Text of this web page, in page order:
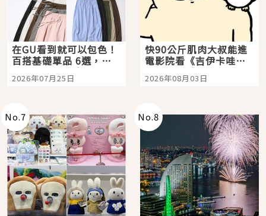
在GU看到就可以包色！
百搭基礎單品 6選，閉
眼全收也不心疼
2026年07月25日
快90公斤肌肉大叔能進
電影院看《吉伊卡哇》
嗎？日本重金屬樂團
「打首」會長與nagano
2026年08月03日
No.7 No.8